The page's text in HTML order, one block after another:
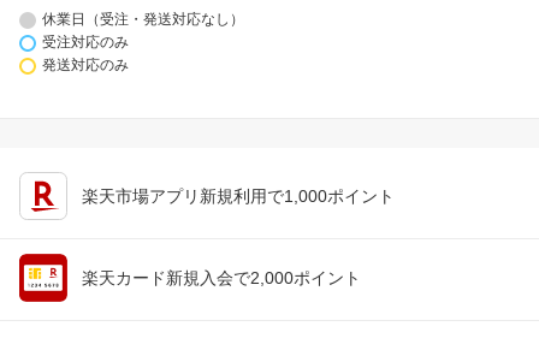
休業日（受注・発送対応なし）
受注対応のみ
発送対応のみ
楽天市場アプリ新規利用で1,000ポイント
楽天カード新規入会で2,000ポイント